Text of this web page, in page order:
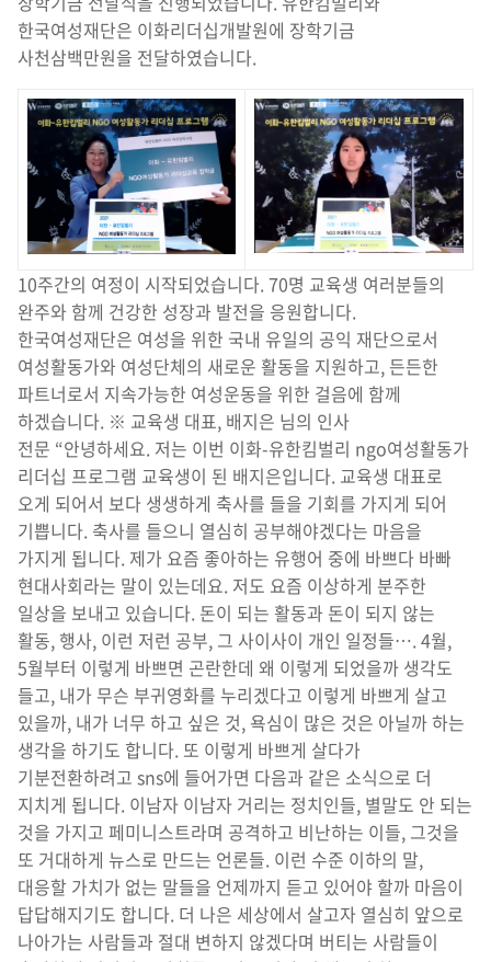
한국여성재단은 이화리더십개발원에 장학기금
사천삼백만원을 전달하였습니다.
10주간의 여정이 시작되었습니다. 70명 교육생 여러분들의
완주와 함께 건강한 성장과 발전을 응원합니다.
한국여성재단은 여성을 위한 국내 유일의 공익 재단으로서
여성활동가와 여성단체의 새로운 활동을 지원하고, 든든한
파트너로서 지속가능한 여성운동을 위한 걸음에 함께
하겠습니다. ※ 교육생 대표, 배지은 님의 인사
전문 “안녕하세요. 저는 이번 이화-유한킴벌리 ngo여성활동가
리더십 프로그램 교육생이 된 배지은입니다. 교육생 대표로
오게 되어서 보다 생생하게 축사를 들을 기회를 가지게 되어
기쁩니다. 축사를 들으니 열심히 공부해야겠다는 마음을
가지게 됩니다. 제가 요즘 좋아하는 유행어 중에 바쁘다 바빠
현대사회라는 말이 있는데요. 저도 요즘 이상하게 분주한
일상을 보내고 있습니다. 돈이 되는 활동과 돈이 되지 않는
활동, 행사, 이런 저런 공부, 그 사이사이 개인 일정들…. 4월,
5월부터 이렇게 바쁘면 곤란한데 왜 이렇게 되었을까 생각도
들고, 내가 무슨 부귀영화를 누리겠다고 이렇게 바쁘게 살고
있을까, 내가 너무 하고 싶은 것, 욕심이 많은 것은 아닐까 하는
생각을 하기도 합니다. 또 이렇게 바쁘게 살다가
기분전환하려고 sns에 들어가면 다음과 같은 소식으로 더
지치게 됩니다. 이남자 이남자 거리는 정치인들, 별말도 안 되는
것을 가지고 페미니스트라며 공격하고 비난하는 이들, 그것을
또 거대하게 뉴스로 만드는 언론들. 이런 수준 이하의 말,
대응할 가치가 없는 말들을 언제까지 듣고 있어야 할까 마음이
답답해지기도 합니다. 더 나은 세상에서 살고자 열심히 앞으로
나아가는 사람들과 절대 변하지 않겠다며 버티는 사람들이